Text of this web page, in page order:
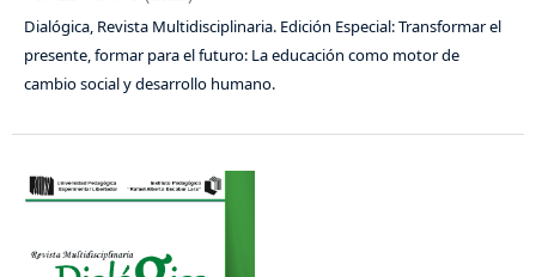
Dialógica, Revista Multidisciplinaria. Edición Especial: Transformar el
presente, formar para el futuro: La educación como motor de
cambio social y desarrollo humano.